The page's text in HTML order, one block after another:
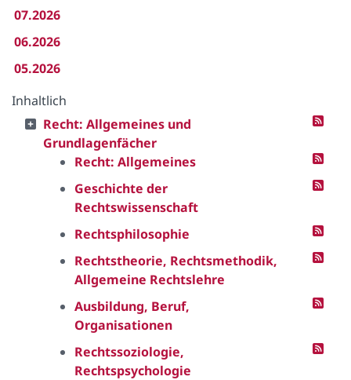
07.2026
06.2026
05.2026
Inhaltlich
Recht: Allgemeines und
Grundlagenfächer
Recht: Allgemeines
Geschichte der
Rechtswissenschaft
Rechtsphilosophie
Rechtstheorie, Rechtsmethodik,
Allgemeine Rechtslehre
Ausbildung, Beruf,
Organisationen
Rechtssoziologie,
Rechtspsychologie